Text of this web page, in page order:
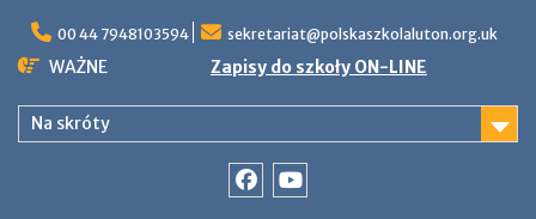
content
00 44 7948103594 sekretariat@polskaszkolaluton.org.uk
WAŻNE Zapisy do szkoły ON-LINE
Na skróty